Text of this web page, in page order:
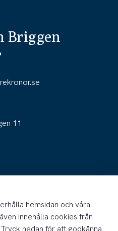
Briggen
11
hemsidan och våra
innehålla cookies från